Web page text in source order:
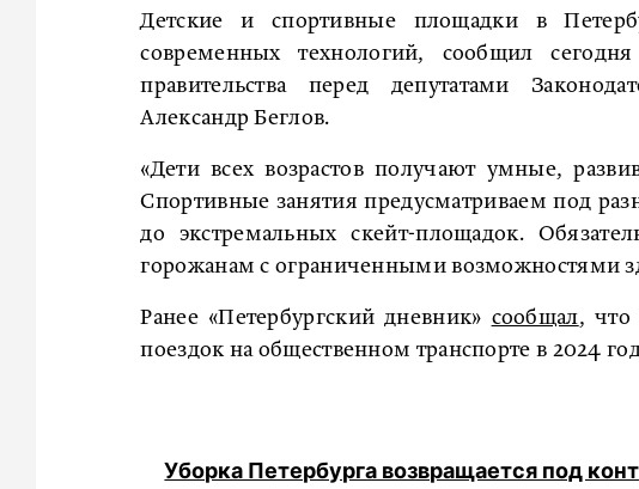
Детские и спортивные площадки в
современных технологий, сообщил
правительства перед депутатами
Александр Беглов.
«Дети всех возрастов получают умные,
Спортивные занятия предусматриваем под
до экстремальных скейт-площадок.
горожанам с ограниченными возможностями
Ранее «Петербургский дневник» сообщал, что
поездок на общественном транспорте в 2024
Уборка Петербурга возвращается под